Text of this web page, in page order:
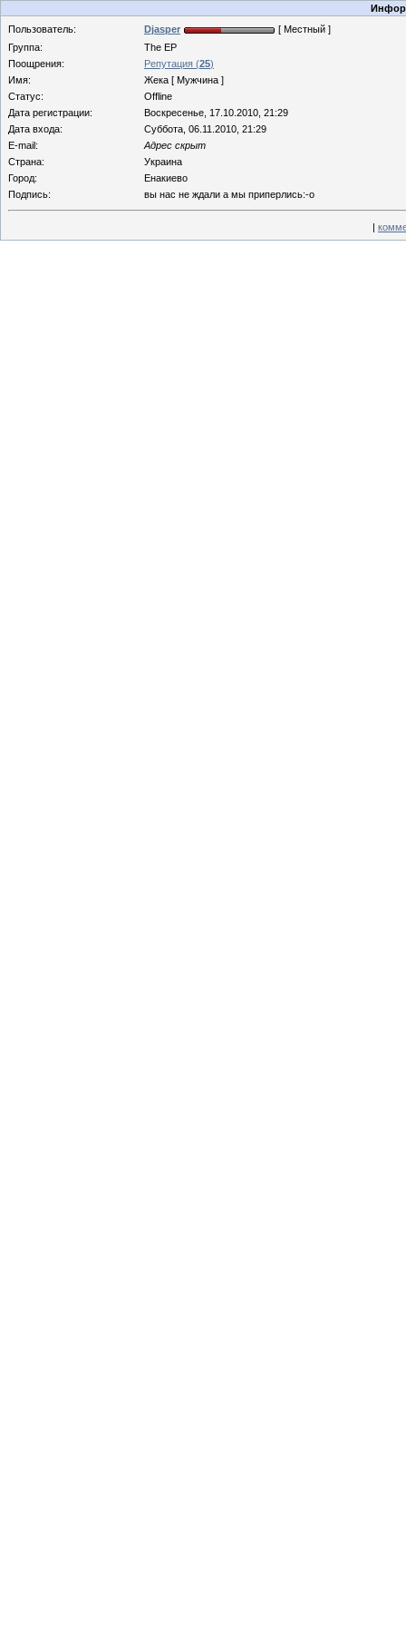
Пользователь:
Djasper
[ Местный ]
Группа:
The EP
Поощрения:
Репутация (25)
Имя:
Жека [ Мужчина ]
Статус:
Offline
Дата регистрации:
Воскресенье, 17.10.2010, 21:29
Дата входа:
Суббота, 06.11.2010, 21:29
E-mail:
Адрес скрыт
Страна:
Украина
Город:
Енакиево
Подпись:
вы нас не ждали а мы приперлись:-o